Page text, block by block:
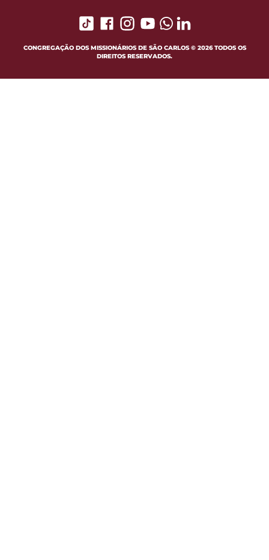
CONGREGAÇÃO DOS MISSIONÁRIOS DE SÃO CARLOS © 2026 TODOS OS
DIREITOS RESERVADOS.